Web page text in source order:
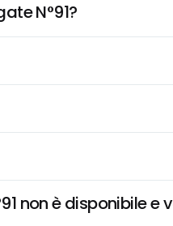
N°91?
non è disponibile